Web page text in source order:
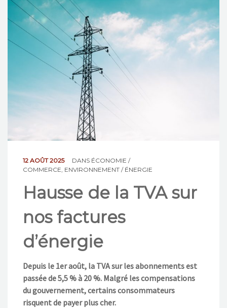
ACTUALITÉS
JURIDIQUE
LA CCA-GE
12 AOÛT 2025 DANS ÉCONOMIE /
COMMERCE ENVIRONNEMENT / ÉNERGIE
Hausse de la TVA sur
nos factures
d’énergie
Depuis le 1er août, la TVA sur les abonnements est
passée de 5,5 % à 20 %. Malgré les compensations
du gouvernement, certains consommateurs
risquent de payer plus cher.